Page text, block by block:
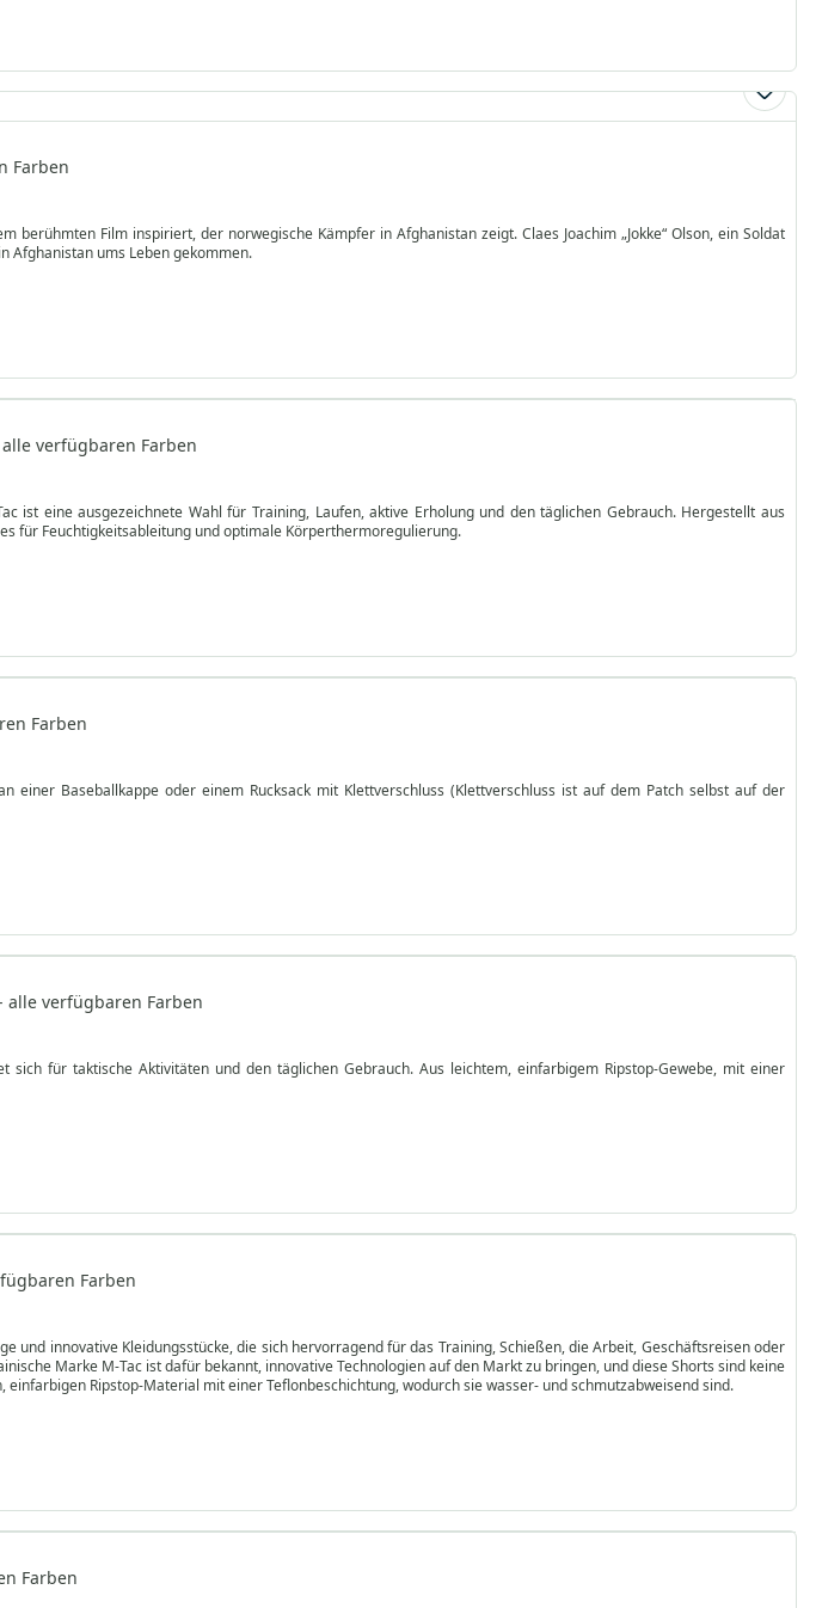
Farben
berühmten Film inspiriert, der norwegische Kämpfer in Afghanistan zeigt. Claes Joachim „Jokke“ Olson, ein Soldat
Afghanistan ums Leben gekommen.
verfügbaren Farben
ist eine ausgezeichnete Wahl für Training, Laufen, aktive Erholung und den täglichen Gebrauch. Hergestellt aus
für Feuchtigkeitsableitung und optimale Körperthermoregulierung.
Farben
einer Baseballkappe oder einem Rucksack mit Klettverschluss (Klettverschluss ist auf dem Patch selbst auf der
alle verfügbaren Farben
sich für taktische Aktivitäten und den täglichen Gebrauch. Aus leichtem, einfarbigem Ripstop-Gewebe, mit einer
Farben
und innovative Kleidungsstücke, die sich hervorragend für das Training, Schießen, die Arbeit, Geschäftsreisen oder
Marke M-Tac ist dafür bekannt, innovative Technologien auf den Markt zu bringen, und diese Shorts sind keine
Ripstop-Material mit einer Teflonbeschichtung, wodurch sie wasser- und schmutzabweisend sind.
Farben